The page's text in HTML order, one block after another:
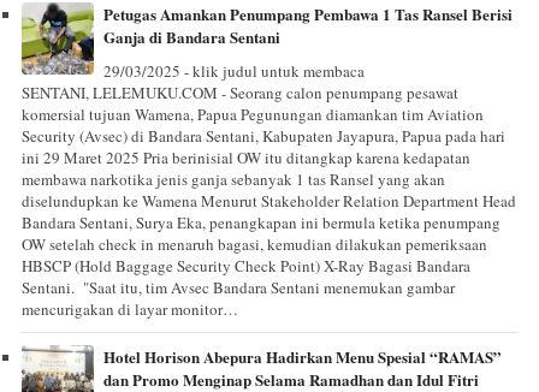
Petugas Amankan Penumpang Pembawa 1 Tas Ransel Berisi
Ganja di Bandara Sentani
29/03/2025 - klik judul untuk membaca
SENTANI, LELEMUKU.COM - Seorang calon penumpang pesawat
komersial tujuan Wamena, Papua Pegunungan diamankan tim Aviation
Security (Avsec) di Bandara Sentani, Kabupaten Jayapura, Papua pada hari
ini 29 Maret 2025 Pria berinisial OW itu ditangkap karena kedapatan
membawa narkotika jenis ganja sebanyak 1 tas Ransel yang akan
diselundupkan ke Wamena Menurut Stakeholder Relation Department Head
Bandara Sentani, Surya Eka, penangkapan ini bermula ketika penumpang
OW setelah check in menaruh bagasi, kemudian dilakukan pemeriksaan
HBSCP (Hold Baggage Security Check Point) X-Ray Bagasi Bandara
Sentani. "Saat itu, tim Avsec Bandara Sentani menemukan gambar
mencurigakan di layar monitor…
Hotel Horison Abepura Hadirkan Menu Spesial “RAMAS”
dan Promo Menginap Selama Ramadhan dan Idul Fitri